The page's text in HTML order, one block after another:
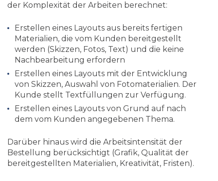
der Komplexität der Arbeiten berechnet:
Erstellen eines Layouts aus bereits fertigen
Materialien, die vom Kunden bereitgestellt
werden (Skizzen, Fotos, Text) und die keine
Nachbearbeitung erfordern
Erstellen eines Layouts mit der Entwicklung
von Skizzen, Auswahl von Fotomaterialien. Der
Kunde stellt Textfüllungen zur Verfügung.
Erstellen eines Layouts von Grund auf nach
dem vom Kunden angegebenen Thema.
Darüber hinaus wird die Arbeitsintensität der
Bestellung berücksichtigt (Grafik, Qualität der
bereitgestellten Materialien, Kreativität, Fristen).